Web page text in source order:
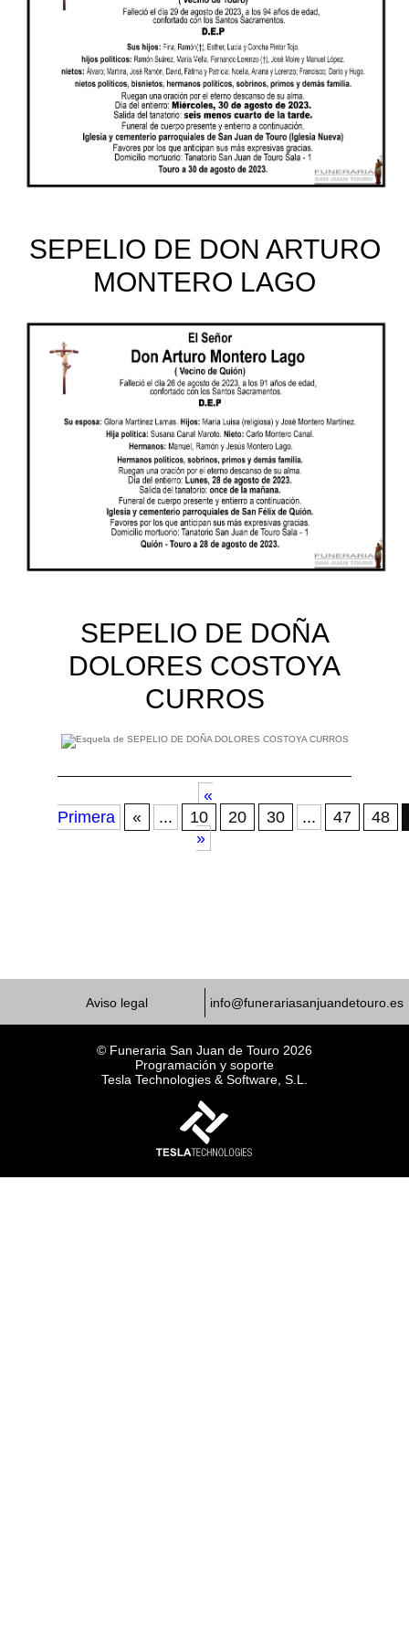
SEPELIO DE DON ARTURO
MONTERO LAGO
SEPELIO DE DOÑA
DOLORES COSTOYA
CURROS
«
Primera
« ... 10 20 30 ... 47
48
»
Aviso legal info@funerariasanjuandetouro.es
© Funeraria San Juan de Touro 2026
Programación y soporte
Tesla Technologies & Software, S.L.